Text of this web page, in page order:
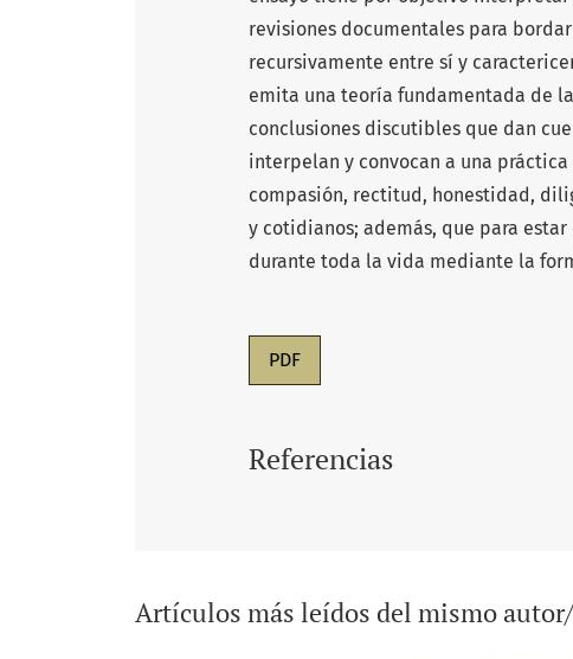
revisiones documentales para
recursivamente entre sí y
emita una teoría fundamentada de
conclusiones discutibles que dan
interpelan y convocan a una
compasión, rectitud, honestidad,
y cotidianos; además, que para
durante toda la vida mediante la
PDF
Referencias
Artículos más leídos del mismo